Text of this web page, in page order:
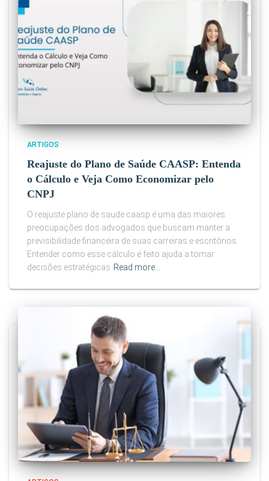
ARTIGOS
Reajuste do Plano de Saúde CAASP: Entenda
o Cálculo e Veja Como Economizar pelo
CNPJ
O reajuste plano de saude caasp é uma das maiores
preocupações dos advogados que buscam manter a
previsibilidade financeira de suas carreiras e escritórios.
Entender como esse cálculo é feito ajuda a tomar
decisões estratégicas Read more…